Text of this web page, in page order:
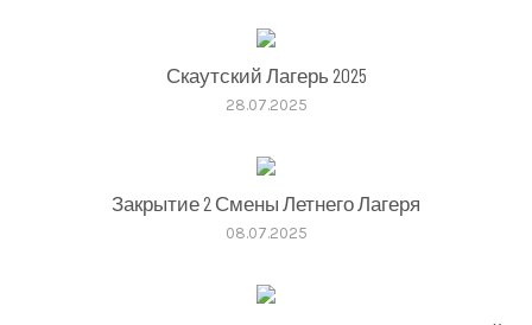
Скаутский Лагерь 2025
28.07.2025
Закрытие 2 Смены Летнего Лагеря
08.07.2025